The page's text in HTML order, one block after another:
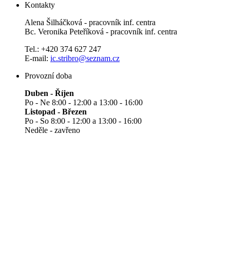
Kontakty
Alena Šilháčková - pracovník inf. centra
Bc. Veronika Peteříková - pracovník inf. centra
Tel.: +420 374 627 247
E-mail: ic.stribro@seznam.cz
Provozní doba
Duben - Říjen
Po - Ne 8:00 - 12:00 a 13:00 - 16:00
Listopad - Březen
Po - So 8:00 - 12:00 a 13:00 - 16:00
Neděle - zavřeno